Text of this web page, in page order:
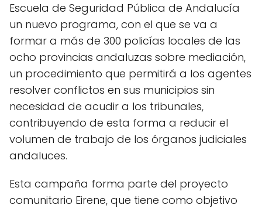
Escuela de Seguridad Pública de Andalucía
un nuevo programa, con el que se va a
formar a más de 300 policías locales de las
ocho provincias andaluzas sobre mediación,
un procedimiento que permitirá a los agentes
resolver conflictos en sus municipios sin
necesidad de acudir a los tribunales,
contribuyendo de esta forma a reducir el
volumen de trabajo de los órganos judiciales
andaluces.
Esta campaña forma parte del proyecto
comunitario Eirene, que tiene como objetivo